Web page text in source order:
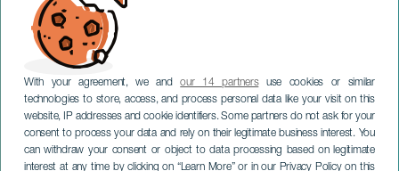
With your agreement, we andour 14 partnersuse cookies or similar
technologies to store, access, and process personal data like your visit on this
website, IP addresses and cookie identifiers. Some partners do not ask for your
consent to process your data and rely on their legitimate business interest. You
can withdraw your consent or object to data processing based on legitimate
interest at any time by clicking on “Learn More” or in our Privacy Policy on this
LANZAROTE